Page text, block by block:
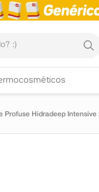
Profuse Hidradeep Intensive